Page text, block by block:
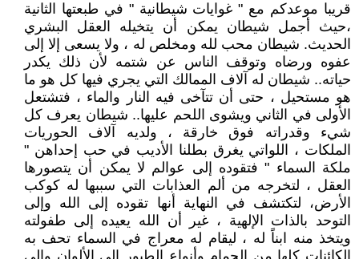
قريبا موعدكم مع " غوايات شيطانية " في طبعتها الثانية
،حيث أجمل شيطان يمكن أن يتخيله العقل البشري
الحديث. شيطان محب لله ومخلص له ، ولا يسعى إلا إلى
عفوه ورضاه وتوقف الناس عن شتمه لأن ذلك يكدر
حياته.. شيطان له آلاف الممالك التي يجري فيها كل هو ما
هو مستحيل ، حتى أن تتآخى فيه النار والماء ، فتشتعل
الأولى في الثاني ويشوى اللحم عليها.. شيطان يعرف كل
شيء وقدراته فوق خارقة ، ولديه آلاف الحوريات
الملكات ، اللواتي يغرق بطلنا الأديب في حب إحداهن "
ملكة السماء " فتقوده إلى عوالم لا يمكن أن يتصورها
العقل ، لتخرجه من ألم العذابات التي سببها له كوكب
الأرض، لتكتشف في النهاية أنها تقوده إلى الله وإلى
التوحد بالذات الإلهية ، غير أن الله يعيده إلى طفولته
ويتخذ منه ابناً له ، ليقام له معراج في السماء تحف به